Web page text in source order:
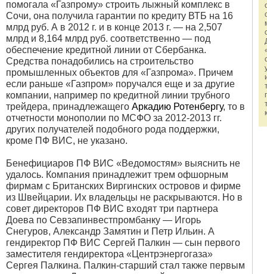
помогала «Газпрому» строить лыжный комплекс в
Сочи, она получила гарантии по кредиту ВТБ на 16
млрд руб. А в 2012 г. и в конце 2013 г. — на 2,507
млрд и 8,164 млрд руб. соответственно — под
обеспечение кредитной линии от Сбербанка.
Средства понадобились на строительство
промышленных объектов для «Газпрома». Причем
если раньше «Газпром» поручался еще и за другие
компании, например по кредитной линии трубного
трейдера, принадлежащего Аркадию Ротенбергу, то в
отчетности монополии по МСФО за 2012-2013 гг.
других получателей подобного рода поддержки,
кроме ПФ ВИС, не указано.
Бенефициаров ПФ ВИС «Ведомостям» выяснить не
удалось. Компания принадлежит трем офшорным
фирмам с Британских Виргинских островов и фирме
из Швейцарии. Их владельцы не раскрываются. Но в
совет директоров ПФ ВИС входят три партнера
Доева по Севзапинвестпромбанку — Игорь
Снегуров, Александр Замятин и Петр Ильин. А
гендиректор ПФ ВИС Сергей Палкин — сын первого
заместителя гендиректора «Центрэнергогаза»
Сергея Палкина. Палкин-старший стал также первым